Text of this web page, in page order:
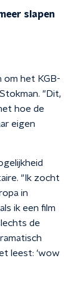
slapen
om het KGB-
"Dit,
hoe de
eigen
"Ik zocht
in
ik een film
de
leest: 'wow